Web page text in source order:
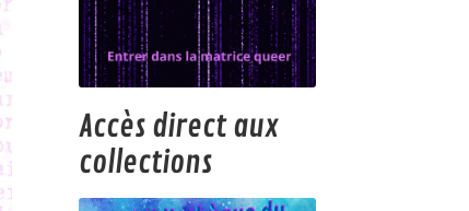
Accès direct aux
collections